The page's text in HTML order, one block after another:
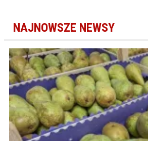
NAJNOWSZE NEWSY